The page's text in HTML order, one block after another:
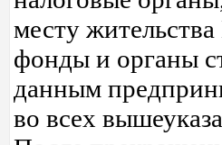
месту
фонды и органы
данным
во всех